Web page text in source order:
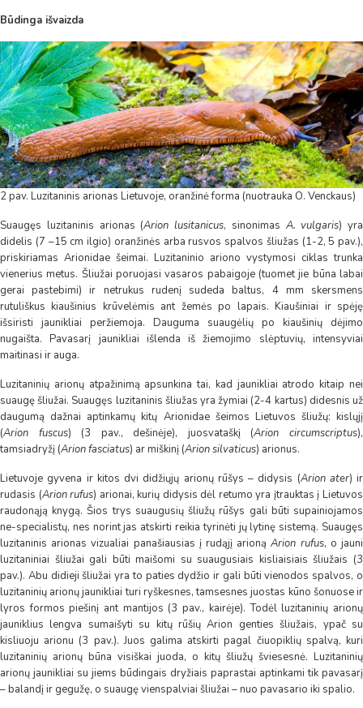
Būdinga išvaizda
2 pav. Luzitaninis arionas Lietuvoje, oranžinė forma (nuotrauka O. Venckaus)
Suaugęs luzitaninis arionas (Arion lusitanicus, sinonimas A. vulgaris) yra
didelis (7 –15 cm ilgio) oranžinės arba rusvos spalvos šliužas (1-2, 5 pav.),
priskiriamas Arionidae šeimai. Luzitaninio ariono vystymosi ciklas trunka
vienerius metus. Šliužai poruojasi vasaros pabaigoje (tuomet jie būna labai
gerai pastebimi) ir netrukus rudenį sudeda baltus, 4 mm skersmens
rutuliškus kiaušinius krūvelėmis ant žemės po lapais. Kiaušiniai ir spėję
išsiristi jaunikliai peržiemoja. Dauguma suaugėlių po kiaušinių dėjimo
nugaišta. Pavasarį jaunikliai išlenda iš žiemojimo slėptuvių, intensyviai
maitinasi ir auga.
Luzitaninių arionų atpažinimą apsunkina tai, kad jaunikliai atrodo kitaip nei
suaugę šliužai. Suaugęs luzitaninis šliužas yra žymiai (2-4 kartus) didesnis už
daugumą dažnai aptinkamų kitų Arionidae šeimos Lietuvos šliužų: kislųjį
(Arion fuscus) (3 pav., dešinėje), juosvataškį (Arion circumscriptus),
tamsiadryžį (Arion fasciatus) ar miškinį (Arion silvaticus) arionus.
Lietuvoje gyvena ir kitos dvi didžiųjų arionų rūšys – didysis (Arion ater) ir
rudasis (Arion rufus) arionai, kurių didysis dėl retumo yra įtrauktas į Lietuvos
raudonąją knygą. Šios trys suaugusių šliužų rūšys gali būti supainiojamos
ne-specialistų, nes norint jas atskirti reikia tyrinėti jų lytinę sistemą. Suaugęs
luzitaninis arionas vizualiai panašiausias į rudąjį arionąArion rufus, o jauni
luzitaniniai šliužai gali būti maišomi su suaugusiais kisliaisiais šliužais (3
pav.). Abu didieji šliužai yra to paties dydžio ir gali būti vienodos spalvos, o
luzitaninių arionų jaunikliai turi ryškesnes, tamsesnes juostas kūno šonuose ir
lyros formos piešinį ant mantijos (3 pav., kairėje). Todėl luzitaninių arionų
jauniklius lengva sumaišyti su kitų rūšių Arion genties šliužais, ypač su
kisliuoju arionu (3 pav.). Juos galima atskirti pagal čiuopiklių spalvą, kuri
luzitaninių arionų būna visiškai juoda, o kitų šliužų šviesesnė. Luzitaninių
arionų jaunikliai su jiems būdingais dryžiais paprastai aptinkami tik pavasarį
– balandį ir gegužę, o suaugę vienspalviai šliužai – nuo pavasario iki spalio.